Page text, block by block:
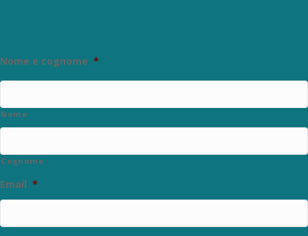
Nome e cognome *
Nome
Cognome
Email *